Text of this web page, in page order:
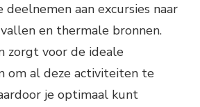
deelnemen aan excursies naar
en thermale bronnen.
zorgt voor de ideale
om al deze activiteiten te
je optimaal kunt